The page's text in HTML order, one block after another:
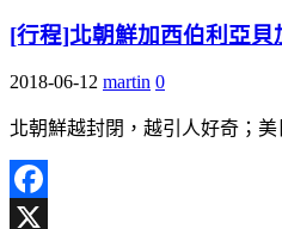
[行程]北朝鮮加西伯利亞貝
2018-06-12 martin 0
北朝鮮越封閉，越引人好奇；
Facebook